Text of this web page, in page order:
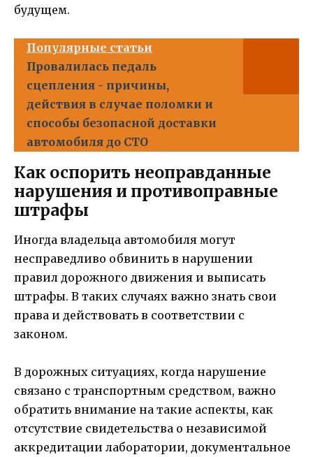
будущем.
Популярные статьи
Провалилась педаль
сцепления - причины,
действия в случае поломки и
способы безопасной доставки
автомобиля до СТО
Как оспорить неоправданные
нарушения и противоправные
штрафы
Иногда владельца автомобиля могут
несправедливо обвинить в нарушении
правил дорожного движения и выписать
штрафы. В таких случаях важно знать свои
права и действовать в соответствии с
законом.
В дорожных ситуациях, когда нарушение
связано с транспортным средством, важно
обратить внимание на такие аспекты, как
отсутствие свидетельства о независимой
аккредитации лаборатории, документальное